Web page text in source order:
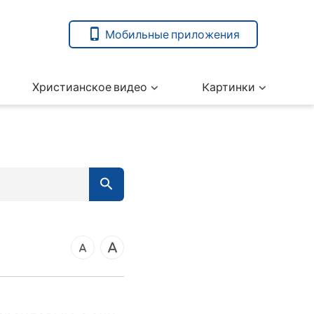
Мобильные приложения
Христианское видео Kартинки